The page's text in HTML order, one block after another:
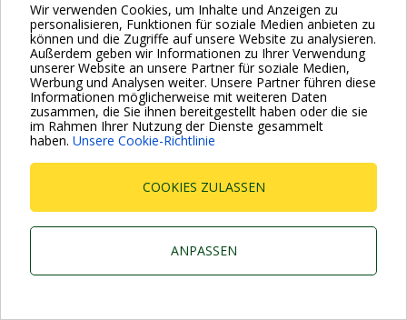
Wir verwenden Cookies, um Inhalte und Anzeigen zu
personalisieren, Funktionen für soziale Medien anbieten zu
können und die Zugriffe auf unsere Website zu analysieren.
Außerdem geben wir Informationen zu Ihrer Verwendung
unserer Website an unsere Partner für soziale Medien,
Werbung und Analysen weiter. Unsere Partner führen diese
Informationen möglicherweise mit weiteren Daten
zusammen, die Sie ihnen bereitgestellt haben oder die sie
im Rahmen Ihrer Nutzung der Dienste gesammelt
haben. Unsere Cookie-Richtlinie
COOKIES ZULASSEN
ANPASSEN